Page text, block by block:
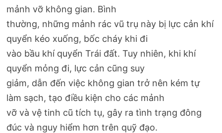
mảnh vỡ không gian. Bình
thường, những mảnh rác vũ trụ này bị lực cản khí
quyển kéo xuống, bốc cháy khi đi
vào bầu khí quyển Trái đất. Tuy nhiên, khi khí
quyển mỏng đi, lực cản cũng suy
giảm, dẫn đến việc không gian trở nên kém tự
làm sạch, tạo điều kiện cho các mảnh
vỡ và vệ tinh cũ tích tụ, gây ra tình trạng đông
đúc và nguy hiểm hơn trên quỹ đạo.